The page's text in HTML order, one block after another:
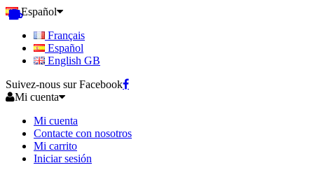
Español
Français
Español
English GB
Suivez-nous sur Facebook
Mi cuenta
Mi cuenta
Contacte con nosotros
Mi carrito
Iniciar sesión